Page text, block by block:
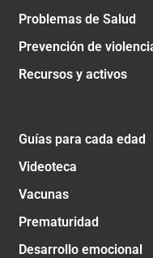
Problemas de Salud
Prevención de
Recursos y activos
Guías para cada edad
Videoteca
Vacunas
Prematuridad
Desarrollo emocional